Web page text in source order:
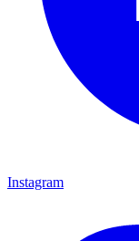
Instagram